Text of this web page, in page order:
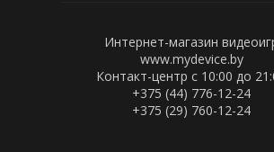
Интернет-магазин
www.mydevice.by
Контакт-центр с 10:00 до
+375 (44) 776-12-24
+375 (29) 760-12-24